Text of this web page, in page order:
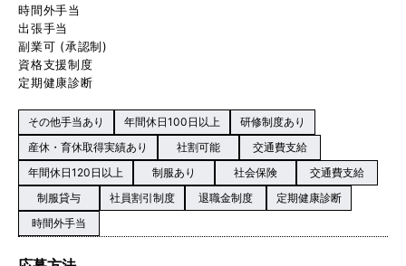
時間外手当
出張手当
副業可 (承認制)
資格支援制度
定期健康診断
その他手当あり 年間休日100日以上
研修制度あり
産休・育休取得実績あり
社割可能
交通費支給
年間休日120日以上
制服あり 社会保険
交通費支給
制服貸与
社員割引制度 退職金制度
定期健康診断
時間外手当